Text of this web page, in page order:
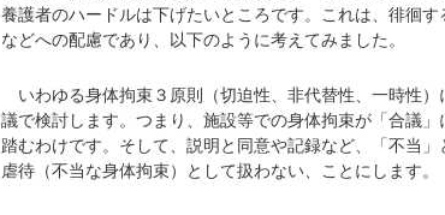
養護者のハードルは下げたいところです。これは、徘徊
などへの配慮であり、以下のように考えてみました。
いわゆる身体拘束３原則（切迫性、非代替性、一時性
議で検討します。つまり、施設等での身体拘束が「合議
踏むわけです。そして、説明と同意や記録など、「不当
虐待（不当な身体拘束）として扱わない、ことにします。